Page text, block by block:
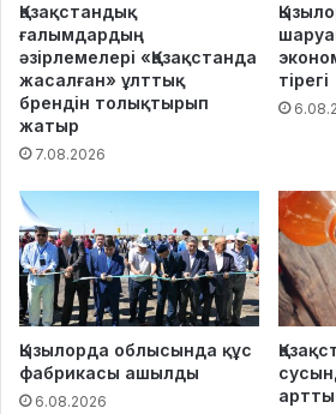
Қазақстандық
ғалымдардың
әзірлемелері «Қазақстанда
жасалған» ұлттық
брендін толықтырып
жатыр
7.08.2026
тірегі
Қызылорда облысында құс
фабрикасы ашылды
6.08.2026
артты